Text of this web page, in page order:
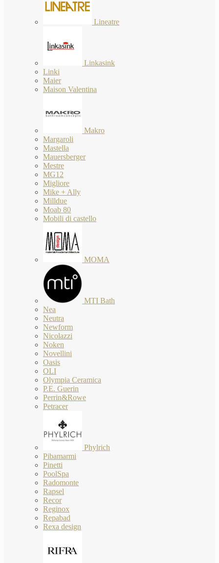
Lineatre
Linkasink
Linki
Maier
Maison Valentina
Makro
Margaroli
Mastella
Mauersberger
Mestre
MG12
Migliore
Mike + Ally
Milldue
Moab 80
Mobili di castello
MOMA
MTI Bath
Nea
Neutra
Newform
Nicolazzi
Noken
Novellini
Oasis
OLI
Olympia Ceramica
P.E. Guerin
Perrin&Rowe
Petracer
Phylrich
Pibamarmi
Pinetti
PoolSpa
Radomonte
Rapsel
Recor
Reginox
Repabad
Rexa design